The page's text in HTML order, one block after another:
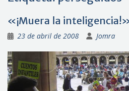
«¡Muera la
23 de abril de 2008 Jomra